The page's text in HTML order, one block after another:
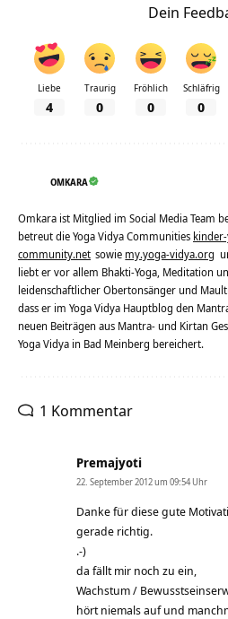
Dein
Liebe
4
Traurig
0
Fröhlich
0
Schläfrig
0
OMKARA
Omkara ist Mitglied im Social Media Team
betreut die Yoga Vidya Communities
community.net sowie my.yoga-vidya.org
liebt er vor allem Bhakti-Yoga, Meditation
leidenschaftlicher Obertonsänger und
dass er im Yoga Vidya Hauptblog den
neuen Beiträgen aus Mantra- und Kirtan
Yoga Vidya in Bad Meinberg bereichert.
1 Kommentar
Premajyoti
22. September 2012 um 09:54 Uhr
Danke für diese gute
gerade richtig.
.-)
da fällt mir noch zu ein,
Wachstum /
hört niemals auf und